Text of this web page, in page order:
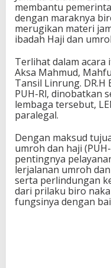
membantu
dengan maraknya
merugikan materi
ibadah Haji dan
Terlihat dalam acara
Aksa Mahmud,
Tansil Linrung. DR.H
PUH-Rl, dinobatkan
lembaga tersebut,
paralegal.
Dengan maksud
umroh dan haji
pentingnya
lerjalanan umroh
serta perlindungan
dari prilaku biro
fungsinya dengan